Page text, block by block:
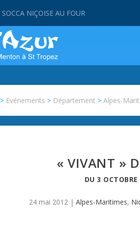
SOCCA NIÇOISE AU FOUR
> Evénements > Département >Alpes-
« VIVANT »
DU3
24 mai 2012 |Alpes-Maritimes,